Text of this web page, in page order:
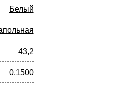
Белый
43,2
0,1500